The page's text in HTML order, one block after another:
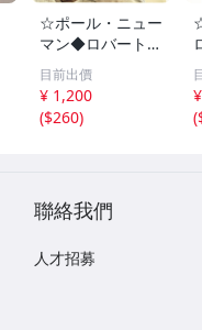
☆ポール・ニュー
マン◆ロバート・
レッドフォード◆
サイン入り写真◆
30x20㎝☆
目前出價
¥ 1,200
($260)
(
聯絡我們
人才招募